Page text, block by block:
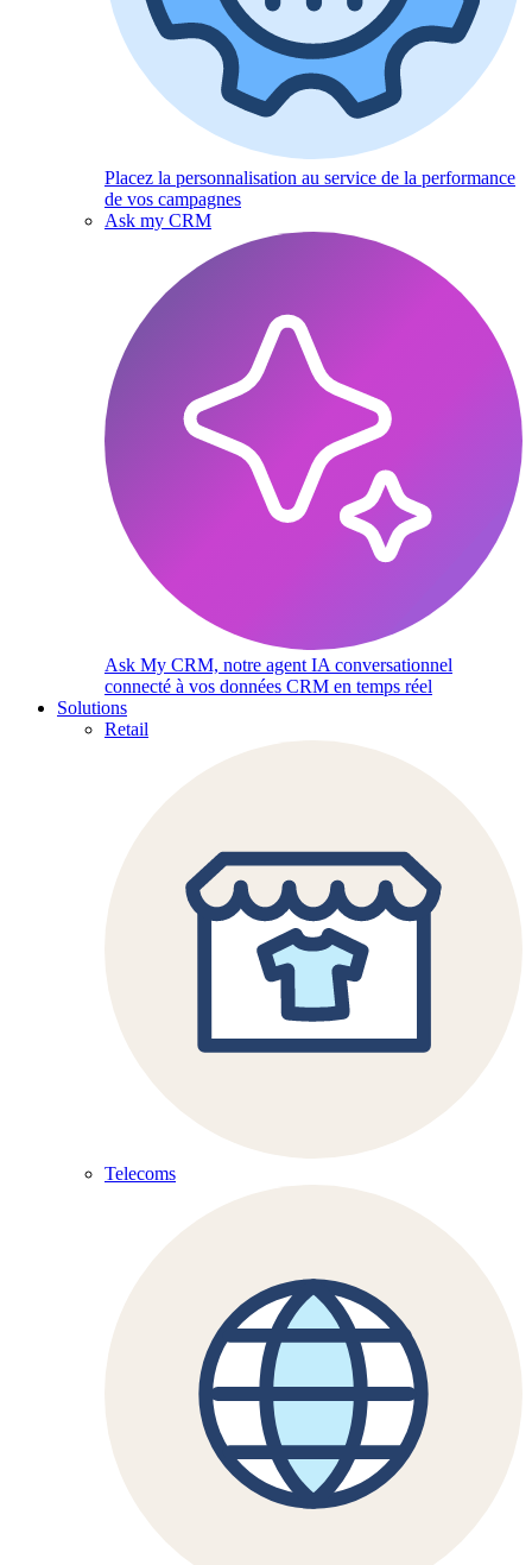
Placez la personnalisation au service de la performance
de vos campagnes
Ask my CRM
Ask My CRM, notre agent IA conversationnel
connecté à vos données CRM en temps réel
Solutions
Retail
Telecoms